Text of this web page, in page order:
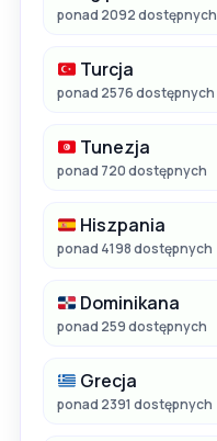
ponad 2092 dostępnych
Turcja
ponad 2576 dostępnych
Tunezja
ponad 720 dostępnych
Hiszpania
ponad 4198 dostępnych
Dominikana
ponad 259 dostępnych
Grecja
ponad 2391 dostępnych